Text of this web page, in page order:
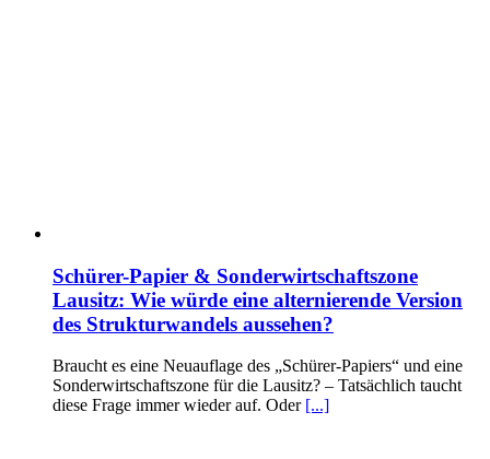
Schürer-Papier & Sonderwirtschaftszone
Lausitz: Wie würde eine alternierende Version
des Strukturwandels aussehen?
Braucht es eine Neuauflage des „Schürer-Papiers“ und eine
Sonderwirtschaftszone für die Lausitz? – Tatsächlich taucht
diese Frage immer wieder auf. Oder [...]